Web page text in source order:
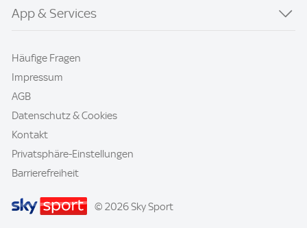
App & Services
Häufige Fragen
Impressum
AGB
Datenschutz & Cookies
Kontakt
Privatsphäre-Einstellungen
Barrierefreiheit
© 2026 Sky Sport